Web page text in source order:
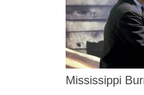
Mississippi